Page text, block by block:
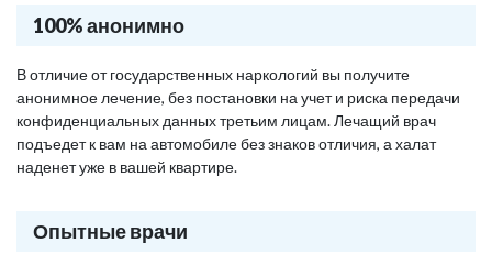
100% анонимно
В отличие от государственных наркологий вы получите
анонимное лечение, без постановки на учет и риска передачи
конфиденциальных данных третьим лицам. Лечащий врач
подъедет к вам на автомобиле без знаков отличия, а халат
наденет уже в вашей квартире.
Опытные врачи